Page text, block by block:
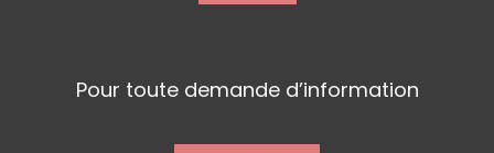
Pour toute demande d’information